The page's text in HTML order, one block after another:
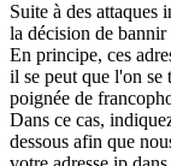
Suite à des attaques
la décision de bannir
En principe, ces
il se peut que l'on se
poignée de
Dans ce cas,
dessous afin que